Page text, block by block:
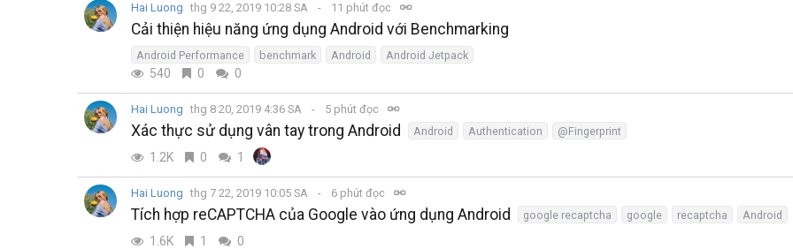
Hai Luong thg 9 22, 2019 10:28 SA 11 phút đọc
Cải thiện hiệu năng ứng dụng Android với Benchmarking
Android Performance benchmark Android Android Jetpack
540 0 0
Hai Luong thg 8 20, 2019 4:36 SA 5 phút đọc
Xác thực sử dụng vân tay trong Android Android Authentication @Fingerprint
1.2K 0 1
Hai Luong thg 7 22, 2019 10:05 SA 6 phút đọc
Tích hợp reCAPTCHA của Google vào ứng dụng Android google recaptcha google recaptcha Android
1.6K 1 0